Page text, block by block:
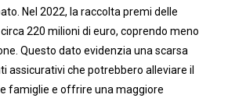
Nel 2022, la raccolta premi delle
220 milioni di euro, coprendo meno
Questo dato evidenzia una scarsa
assicurativi che potrebbero alleviare il
famiglie e offrire una maggiore